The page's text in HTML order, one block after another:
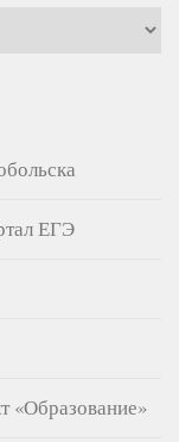
ЕГЭ
«Образование»